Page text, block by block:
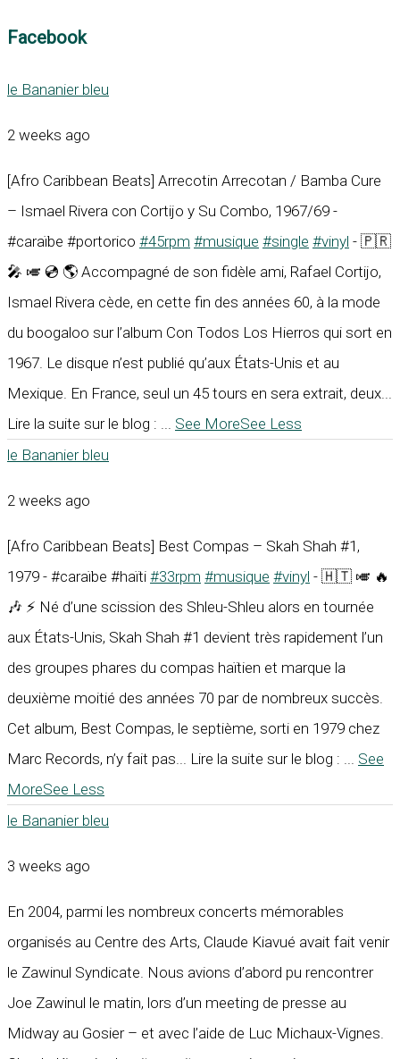
Facebook
le Bananier bleu
2 weeks ago
[Afro Caribbean Beats] Arrecotin Arrecotan / Bamba Cure
– Ismael Rivera con Cortijo y Su Combo, 1967/69 -
#caraïbe #portorico #45rpm #musique #single #vinyl - 🇵🇷
🎤 🎺 💿 🌎 Accompagné de son fidèle ami, Rafael Cortijo,
Ismael Rivera cède, en cette fin des années 60, à la mode
du boogaloo sur l’album Con Todos Los Hierros qui sort en
1967. Le disque n’est publié qu’aux États-Unis et au
Mexique. En France, seul un 45 tours en sera extrait, deux...
Lire la suite sur le blog : ... See MoreSee Less
le Bananier bleu
2 weeks ago
[Afro Caribbean Beats] Best Compas – Skah Shah #1,
1979 - #caraïbe #haïti #33rpm #musique #vinyl - 🇭🇹 🎺 🔥
🎶 ⚡ Né d’une scission des Shleu-Shleu alors en tournée
aux États-Unis, Skah Shah #1 devient très rapidement l’un
des groupes phares du compas haïtien et marque la
deuxième moitié des années 70 par de nombreux succès.
Cet album, Best Compas, le septième, sorti en 1979 chez
Marc Records, n’y fait pas... Lire la suite sur le blog : ... See
MoreSee Less
le Bananier bleu
3 weeks ago
En 2004, parmi les nombreux concerts mémorables
organisés au Centre des Arts, Claude Kiavué avait fait venir
le Zawinul Syndicate. Nous avions d’abord pu rencontrer
Joe Zawinul le matin, lors d’un meeting de presse au
Midway au Gosier – et avec l’aide de Luc Michaux-Vignes.